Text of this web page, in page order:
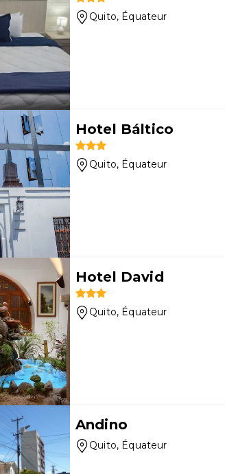
Quito, Équateur
Hotel Báltico
Quito, Équateur
Hotel David
Quito, Équateur
Andino
Quito, Équateur